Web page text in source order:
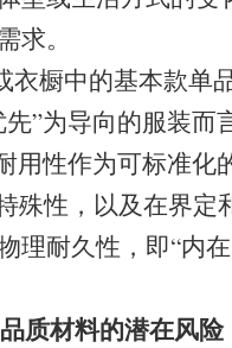
求。
衣橱中的基本款单
”为导向的服装
用性作为可标准化
殊性，以及在界定
理耐久性，即“内
质材料的潜在风险